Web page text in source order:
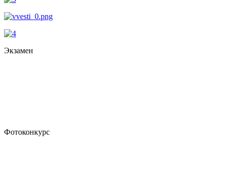
Экзамен
Фотоконкурс